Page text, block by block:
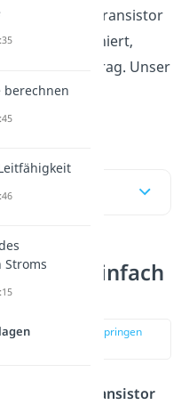
Wie ein NPN Transistor
und funktioniert,
in diesem Beitrag. Unser
dir das
kurzer Zeit.
einfach
zur Stelle im Video springen
den
NPN Transistor
berechnen
Stroms